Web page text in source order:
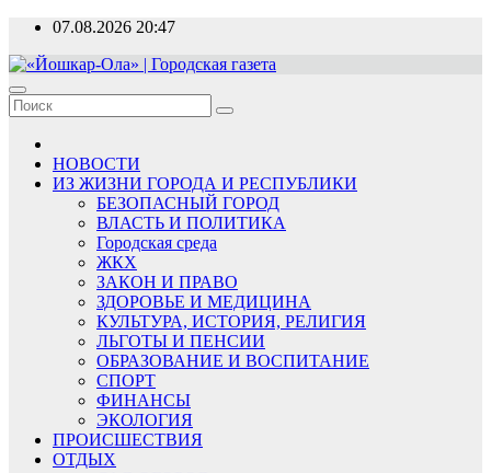
Перейти
содержимому
07.08.2026 20:47
«Йошкар-Ола» | Городская газета
Новости, события, люди
НОВОСТИ
ИЗ ЖИЗНИ ГОРОДА И РЕСПУБЛИКИ
БЕЗОПАСНЫЙ ГОРОД
ВЛАСТЬ И ПОЛИТИКА
Городская среда
ЖКХ
ЗАКОН И ПРАВО
ЗДОРОВЬЕ И МЕДИЦИНА
КУЛЬТУРА, ИСТОРИЯ, РЕЛИГИЯ
ЛЬГОТЫ И ПЕНСИИ
ОБРАЗОВАНИЕ И ВОСПИТАНИЕ
СПОРТ
ФИНАНСЫ
ЭКОЛОГИЯ
ПРОИСШЕСТВИЯ
ОТДЫХ